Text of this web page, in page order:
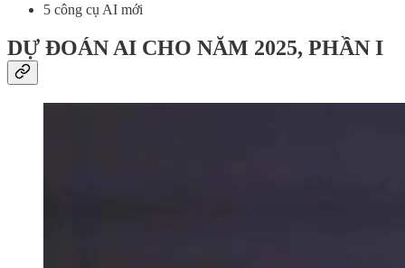
5 công cụ AI mới
DỰ ĐOÁN AI CHO NĂM 2025, PHẦN I